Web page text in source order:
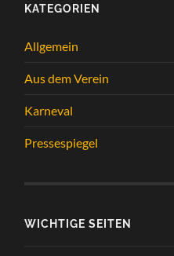
KATEGORIEN
Allgemein
Aus dem Verein
Karneval
Pressespiegel
WICHTIGE SEITEN